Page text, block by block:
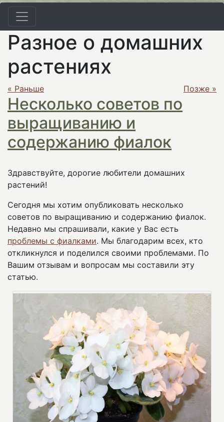
Разное о домашних
растениях
« Раньше Позже »
Несколько советов по
выращиванию и
содержанию фиалок
Здравствуйте, дорогие любители домашних
растений!
Сегодня мы хотим опубликовать несколько
советов по выращиванию и содержанию фиалок.
Недавно мы спрашивали, какие у Вас есть
проблемы с фиалками. Мы благодарим всех, кто
откликнулся и поделился своими проблемами. По
Вашим отзывам и вопросам мы составили эту
статью.